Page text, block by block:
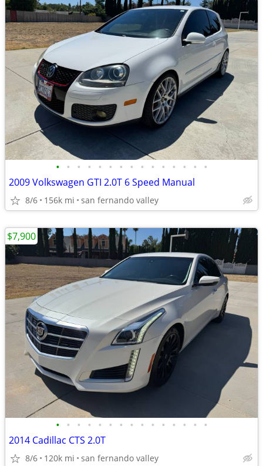
• • • • • • • • • • • • • • •
2009 Volkswagen GTI 2.0T 6 Speed Manual
8/6 156k mi san fernando valley
• • • • • • • • • • • • • • •
2014 Cadillac CTS 2.0T
8/6 120k mi san fernando valley
$7,900